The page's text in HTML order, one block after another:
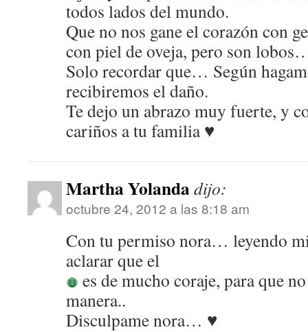
todos lados del mundo.
Que no nos gane el corazón con
con piel de oveja, pero son
Solo recordar que… Según
recibiremos el daño.
Te dejo un abrazo muy fuerte, y
cariños a tu familia ♥
Martha Yolandadijo:
octubre 24, 2012 a las 8:18 am
Con tu permiso nora… leyendo
aclarar que el
es de mucho coraje, para que
manera..
Disculpame nora… ♥